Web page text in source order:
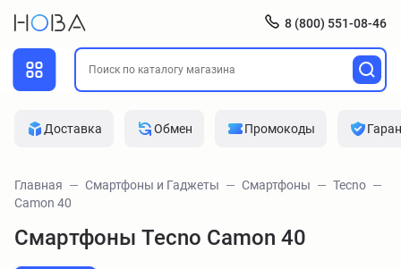
8 (800) 551-08-46
Доставка Обмен Промокоды
Главная Смартфоны и Гаджеты Смартфоны
Tecno
Camon 40
Смартфоны Tecno Camon 40